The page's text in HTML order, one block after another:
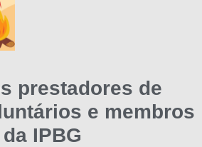
prestadores de
e membros
da IPBG